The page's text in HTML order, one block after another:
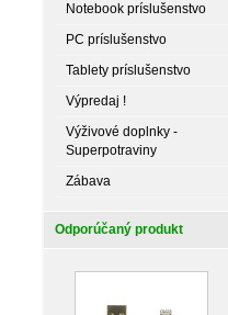
Notebook príslušenstvo
PC príslušenstvo
Tablety príslušenstvo
Výpredaj !
Výživové doplnky -
Superpotraviny
Zábava
Odporúčaný produkt